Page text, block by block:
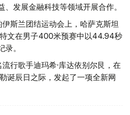
、发展金融科技等领域开展合作。
斯兰团结运动会上，哈萨克斯坦
文在男子400米预赛中以44.94秒
。
行歌手迪玛希·库达依别尔艮，在
诞辰日之际，发起了一项全新网